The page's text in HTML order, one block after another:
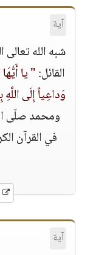
آية
شبه الله
القائل:" يا
وَداعِياً إِلَى
ومحمد صلّى
في القرآن
آية